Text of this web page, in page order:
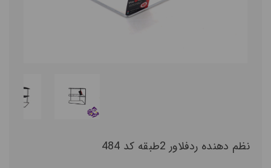
نظم دهنده ردفلاور 2طبقه کد 484